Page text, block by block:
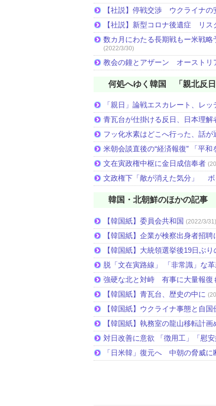
【社説】停戦交渉 ウクライナの
【社説】新型コロナ後遺症 リス
数カ月にわたる長期戦もー米戦
(2022/3/30)
教会の鐘とアザーン オーストリ
何処へゆく韓国 「親北反
「親日」論戦エスカレート、レ
青瓦台が仕掛ける反日、日本理解
フッ化水素はどこへ行った、話
米朝会談直後の“経済報復” 「平
文在寅政権中枢に金日成信奉者
文政権下「敵が消えた気分」 ボ
韓国・北朝鮮のほかの記事
【韓国紙】委員会共和国 (2022/3/31)
【韓国紙】企業が検察出身者招
【韓国紙】大統領選挙後19日ぶ
脱「文在寅路線」 「非常識」な
強硬な北と対峙 有事に大量報復
【韓国紙】青瓦台、歴史の中に
【韓国紙】ウクライナ事態と自
【韓国紙】執務室の龍山移転計
対日改善に意欲 「徴用工」「慰
「日米韓」復元へ 中朝の脅威に